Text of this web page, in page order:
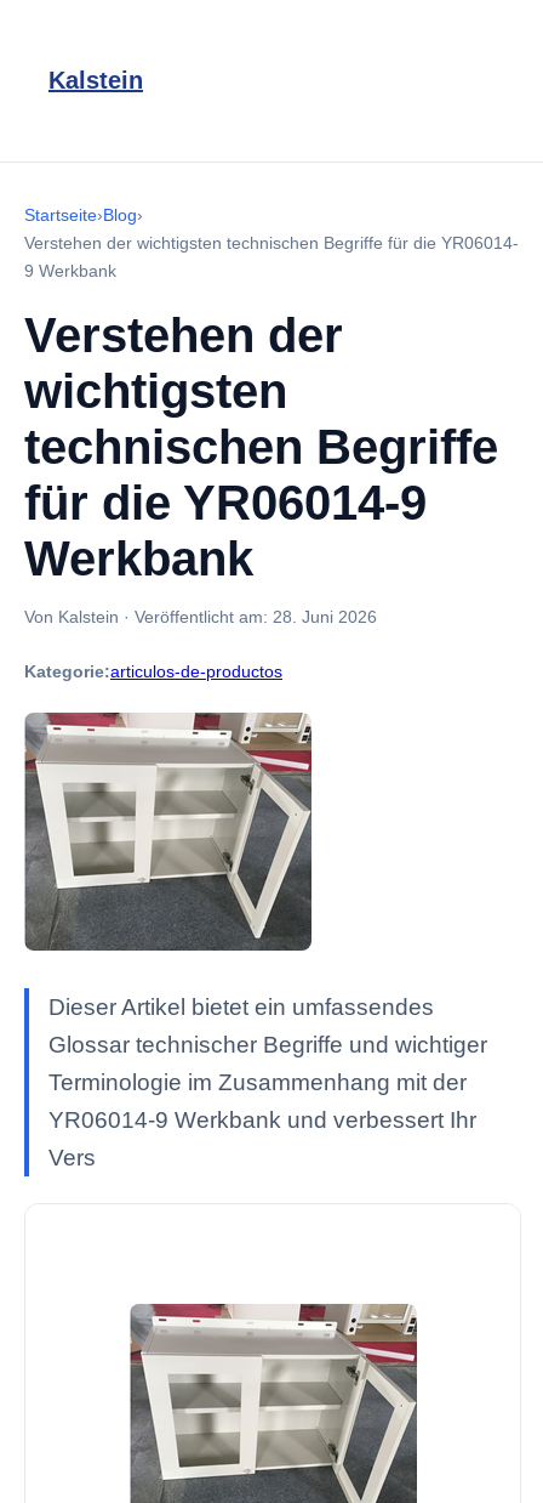
Kalstein
Startseite›Blog›
Verstehen der wichtigsten technischen Begriffe für die YR06014-
9 Werkbank
Verstehen der
wichtigsten
technischen Begriffe
für die YR06014-9
Werkbank
Von Kalstein · Veröffentlicht am: 28. Juni 2026
Kategorie:articulos-de-productos
Dieser Artikel bietet ein umfassendes
Glossar technischer Begriffe und wichtiger
Terminologie im Zusammenhang mit der
YR06014-9 Werkbank und verbessert Ihr
Vers